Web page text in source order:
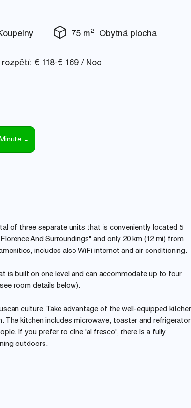
75 m2 Obytná plocha
€ 118-€ 169 / Noc
of three separate units that is conveniently located 5
And Surroundings" and only 20 km (12 mi) from
includes also WiFi internet and air conditioning.
is built on one level and can accommodate up to four
room details below).
culture. Take advantage of the well-equipped
The kitchen includes microwave, toaster and
If you prefer to dine 'al fresco', there is a fully
outdoors.